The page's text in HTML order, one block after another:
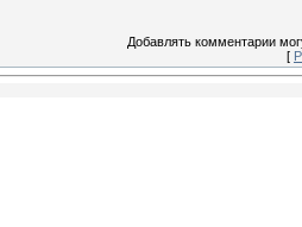
Добавлять комментарии
[